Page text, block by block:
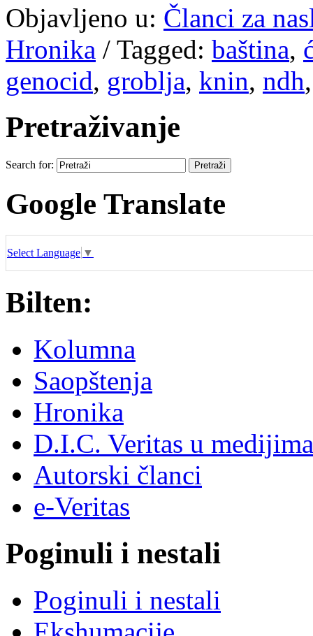
Objavljeno u: Članci za
Hronika / Tagged: baština,
genocid, groblja, knin, ndh
Pretraživanje
Search for:
Google Translate
Select Language ▼
Bilten:
Kolumna
Saopštenja
Hronika
D.I.C. Veritas u medijima
Autorski članci
e-Veritas
Poginuli i nestali
Poginuli i nestali